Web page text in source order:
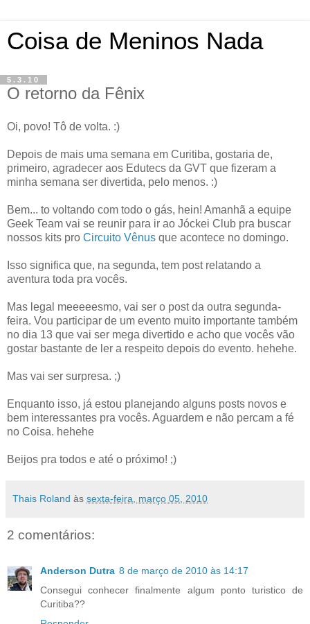
Coisa de Meninos Nada
5.3.10
O retorno da Fênix
Oi, povo! Tô de volta. :)
Depois de mais uma semana em Curitiba, gostaria de,
primeiro, agradecer aos Edutecs da GVT que fizeram a
minha semana ser divertida, pelo menos. :)
Bem... to voltando com todo o gás, hein! Amanhã a equipe
Geek Team vai se reunir para ir ao Jóckei Club pra buscar
nossos kits pro Circuito Vênus que acontece no domingo.
Isso significa que, na segunda, tem post relatando a
aventura toda pra vocês.
Mas legal meeeeesmo, vai ser o post da outra segunda-
feira. Vou participar de um evento muito importante também
no dia 13 que vai ser mega divertido e acho que vocês vão
gostar bastante de ler a respeito depois do evento. hehehe.
Mas vai ser surpresa. ;)
Enquanto isso, já estou planejando alguns posts novos e
bem interessantes pra vocês. Aguardem e não percam a fé
no Coisa. hehehe
Beijos pra todos e até o próximo! ;)
Thais Roland às sexta-feira, março 05, 2010
2 comentários:
Anderson Dutra 8 de março de 2010 às 14:17
Consegui conhecer finalmente algum ponto turistico de
Curitiba??